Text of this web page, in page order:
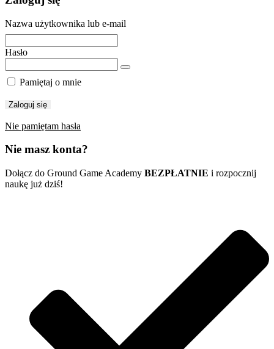
Nazwa użytkownika lub e-mail
Hasło
Pamiętaj o mnie
Nie pamiętam hasła
Nie masz konta?
Dołącz do Ground Game Academy BEZPŁATNIE i rozpocznij
naukę już dziś!